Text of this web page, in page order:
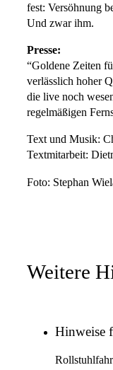
fest: Versöhnung
Und zwar ihm.
Presse:
“Goldene Zeiten
verlässlich hoher
die live noch
regelmäßigen
Text und Musik:
Textmitarbeit:
Foto: Stephan
Weitere
Hinweise